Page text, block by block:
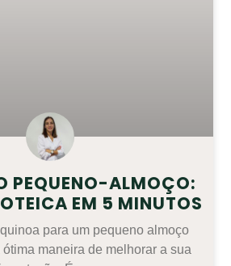
PEQUENO-ALMOÇO:
EM 5 MINUTOS
para um pequeno almoço
maneira de melhorar a sua